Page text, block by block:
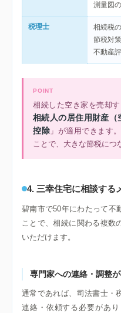
測量図
税理士
相続税
節税対
不動産
POINT
相続した空き家を売却
相続人の居住用財産（
控除 」が適用できます
ことで、大きな節税につ
4. 三幸住宅に相談する
碧南市で50年にわたって不
ことで、相続に関わる複数
いただけます。
専門家への連絡・調整
通常であれば、司法書士・
連絡・依頼する必要があ